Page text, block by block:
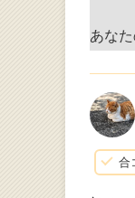
あな
合